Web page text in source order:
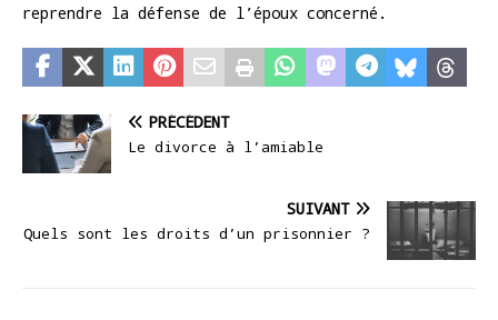
reprendre la défense de l’époux concerné.
PRÉCÉDENT
Le divorce à l’amiable
SUIVANT
Quels sont les droits d’un prisonnier ?